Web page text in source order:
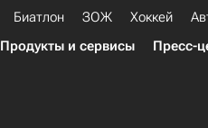
Биатлон ЗОЖ Хоккей
Продукты и сервисы Пресс-